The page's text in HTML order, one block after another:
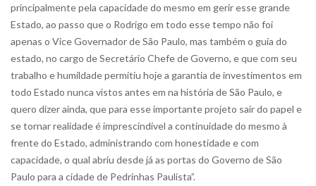
principalmente pela capacidade do mesmo em gerir esse grande
Estado, ao passo que o Rodrigo em todo esse tempo não foi
apenas o Vice Governador de São Paulo, mas também o guia do
estado, no cargo de Secretário Chefe de Governo, e que com seu
trabalho e humildade permitiu hoje a garantia de investimentos em
todo Estado nunca vistos antes em na história de São Paulo, e
quero dizer ainda, que para esse importante projeto sair do papel e
se tornar realidade é imprescindível a continuidade do mesmo à
frente do Estado, administrando com honestidade e com
capacidade, o qual abriu desde já as portas do Governo de São
Paulo para a cidade de Pedrinhas Paulista”.